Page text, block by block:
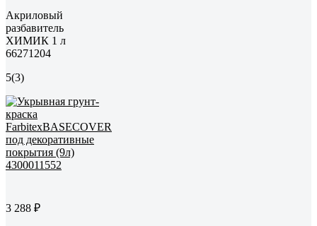
Акриловый
разбавитель
ХИМИК 1 л
66271204
5(3)
3 288 ₽